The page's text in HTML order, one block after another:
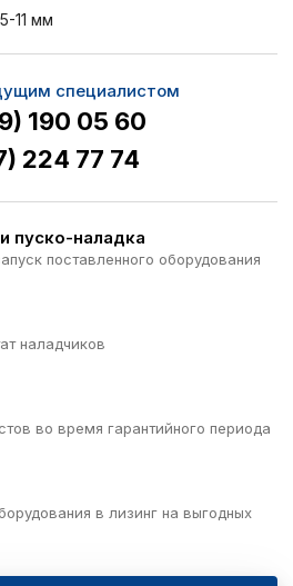
11 мм
специалистом
190 05 60
224 77 74
пуско-наладка
поставленного оборудования
наладчиков
во время гарантийного периода
в лизинг на выгодных